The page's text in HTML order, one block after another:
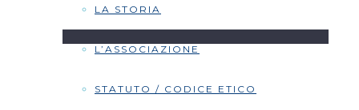
LA STORIA
L’ASSOCIAZIONE
STATUTO / CODICE ETICO